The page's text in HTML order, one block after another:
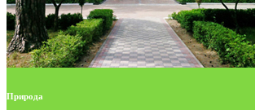
Природа